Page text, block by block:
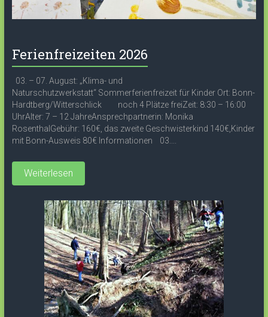
Ferienfreizeiten 2026
03. – 07. August: „Klima- und
Naturschutzwerkstatt“ Sommerferienfreizeit für Kinder Ort: Bonn-
Hardtberg/Witterschlick noch 4 Plätze freiZeit: 8:30 – 16:00
UhrAlter: 7 – 12 JahreAnsprechpartnerin: Monika
RosenthalGebühr: 160€, das zweite Geschwisterkind 140€,Kinder
mit Bonn-Ausweis 80€ Informationen 03....
Weiterlesen